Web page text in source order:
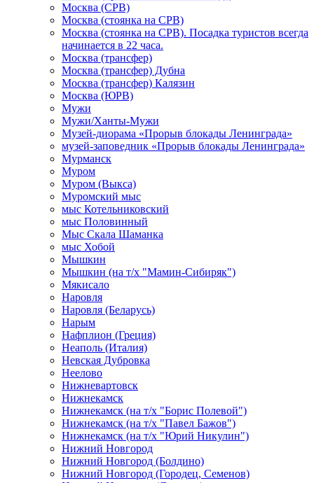
Москва (СРВ)
Москва (стоянка на СРВ)
Москва (стоянка на СРВ). Посадка туристов всегда
начинается в 22 часа.
Москва (трансфер)
Москва (трансфер) Дубна
Москва (трансфер) Калязин
Москва (ЮРВ)
Мужи
Мужи/Ханты-Мужи
Музей-диорама «Прорыв блокады Ленинграда»
музей-заповедник «Прорыв блокады Ленинграда»
Мурманск
Муром
Муром (Выкса)
Муромский мыс
мыс Котельниковский
мыс Половинный
Мыс Скала Шаманка
мыс Хобой
Мышкин
Мышкин (на т/х "Мамин-Сибиряк")
Мякисало
Наровля
Наровля (Беларусь)
Нарым
Нафплион (Греция)
Неаполь (Италия)
Невская Дубровка
Неелово
Нижневартовск
Нижнекамск
Нижнекамск (на т/х "Борис Полевой")
Нижнекамск (на т/х "Павел Бажов")
Нижнекамск (на т/х "Юрий Никулин")
Нижний Новгород
Нижний Новгород (Болдино)
Нижний Новгород (Городец, Семенов)